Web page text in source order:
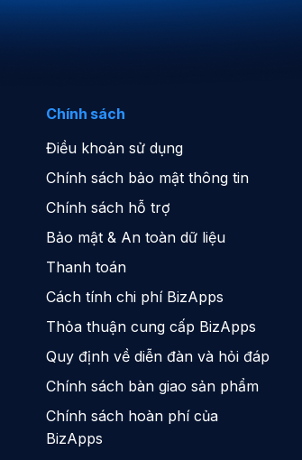
Chính sách
Điều khoản sử dụng
Chính sách bảo mật thông tin
Chính sách hỗ trợ
Bảo mật & An toàn dữ liệu
Thanh toán
Cách tính chi phí BizApps
Thỏa thuận cung cấp BizApps
Quy định về diễn đàn và hỏi đáp
Chính sách bàn giao sản phẩm
Chính sách hoàn phí của
BizApps